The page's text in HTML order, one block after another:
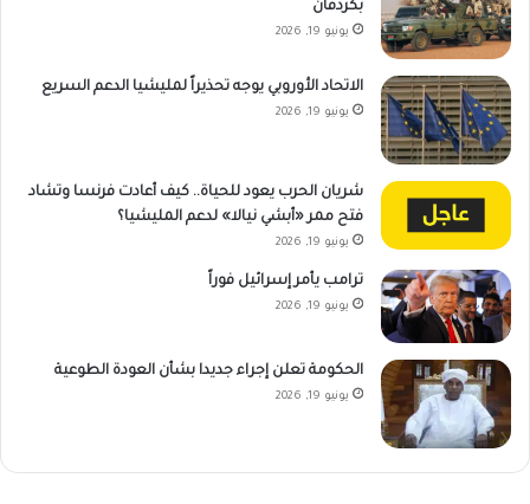
بكردفان
يونيو 19, 2026
الاتحاد الأوروبي يوجه تحذيراً لمليشيا الدعم السريع
يونيو 19, 2026
شريان الحرب يعود للحياة.. كيف أعادت فرنسا وتشاد
فتح ممر «أبشي نيالا» لدعم المليشيا؟
يونيو 19, 2026
ترامب يأمر إسرائيل فوراً
يونيو 19, 2026
الحكومة تعلن إجراء جديدا بشأن العودة الطوعية
يونيو 19, 2026